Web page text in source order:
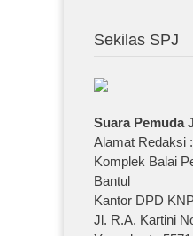
Sekilas SPJ
Suara Pemuda
Alamat Redaksi :
Komplek Balai
Bantul
Kantor DPD
Jl. R.A. Kartini